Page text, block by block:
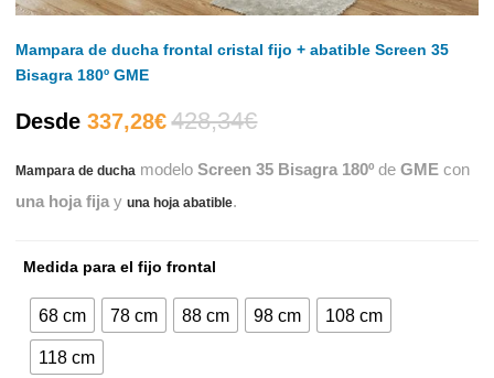
Mampara de ducha frontal cristal fijo + abatible Screen 35
Bisagra 180º GME
Desde 337,28€El
precio
337,28€.
428,34€El
precio
428,34€.
Mampara de ducha modeloScreen 35 Bisagra 180º deGME con
una hoja fija yuna hoja abatible.
Medida para el fijo frontal
68 cm 78 cm 88 cm 98 cm 108 cm
118 cm